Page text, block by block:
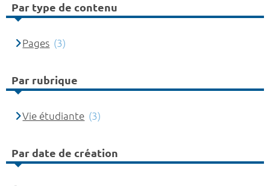
Par type de contenu
Pages (3)
Par rubrique
Vie étudiante (3)
Par date de création